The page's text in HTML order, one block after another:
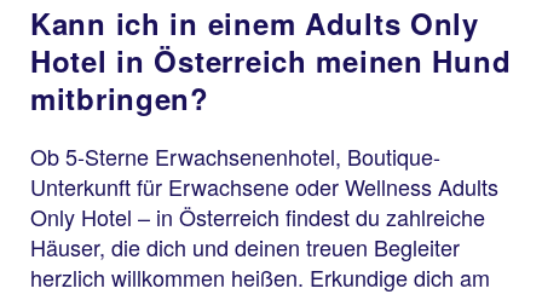
Kann ich in einem Adults Only
Hotel in Österreich meinen Hund
mitbringen?
Ob 5-Sterne Erwachsenenhotel, Boutique-
Unterkunft für Erwachsene oder Wellness Adults
Only Hotel – in Österreich findest du zahlreiche
Häuser, die dich und deinen treuen Begleiter
herzlich willkommen heißen. Erkundige dich am